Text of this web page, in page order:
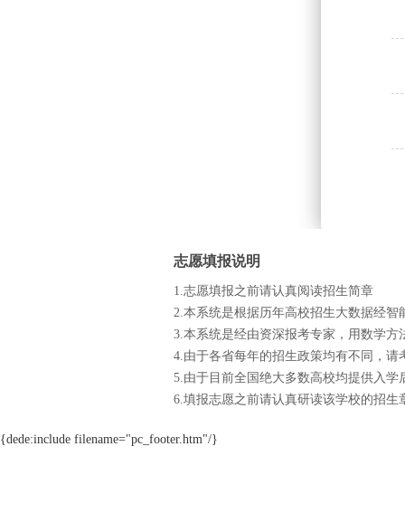
志愿填报说明
1.志愿填报之前请认真阅读招生简章
2.本系统是根据历年高校招生大数据经智
3.本系统是经由资深报考专家，用数学
4.由于各省每年的招生政策均有不同，
5.由于目前全国绝大多数高校均提供入
6.填报志愿之前请认真研读该学校的招生
{dede:include filename="pc_footer.htm"/}